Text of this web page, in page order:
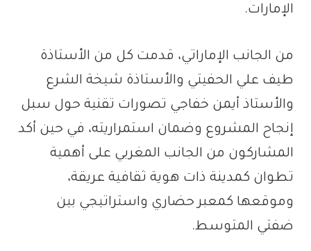
الإمارات.
من الجانب الإماراتي، قدمت كل من الأستاذة
طيف علي الحفيتي والأستاذة شيخة الشرع
والأستاذ أيمن خفاجي تصورات تقنية حول سبل
إنجاح المشروع وضمان استمراريته، في حين أكد
المشاركون من الجانب المغربي على أهمية
تطوان كمدينة ذات هوية ثقافية عريقة،
وموقعها كمعبر حضاري واستراتيجي بين
ضفتي المتوسط.